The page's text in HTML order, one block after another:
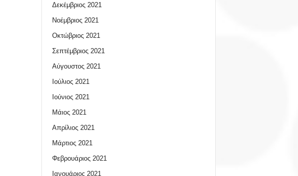
Δεκέμβριος 2021
Νοέμβριος 2021
Οκτώβριος 2021
Σεπτέμβριος 2021
Αύγουστος 2021
Ιούλιος 2021
Ιούνιος 2021
Μάιος 2021
Απρίλιος 2021
Μάρτιος 2021
Φεβρουάριος 2021
Ιανουάριος 2021